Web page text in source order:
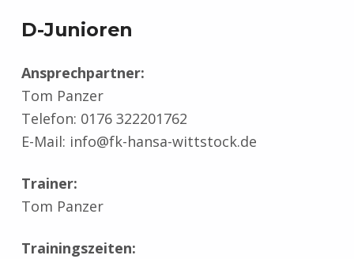
D-Junioren
Ansprechpartner:
Tom Panzer
Telefon: 0176 322201762
E-Mail: info@fk-hansa-wittstock.de
Trainer:
Tom Panzer
Trainingszeiten: